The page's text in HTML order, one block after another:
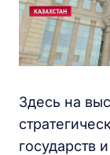
Здесь на
государств